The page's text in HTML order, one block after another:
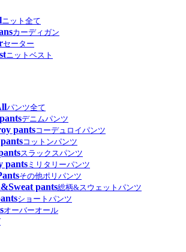
ニット全て
カーディガン
セーター
ニットベスト
パンツ全て
デニムパンツ
pantsコーデュロイパンツ
コットンパンツ
スラックスパンツ
pants ミリタリーパンツ
その他ポリパンツ
pants総柄&スウェットパンツ
ショートパンツ
オーバーオール